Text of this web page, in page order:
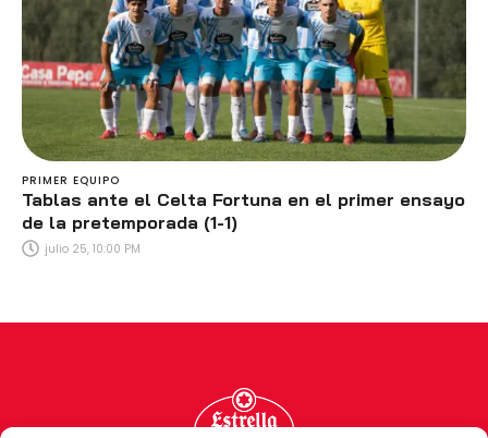
PRIMER EQUIPO
Tablas ante el Celta Fortuna en el primer ensayo
de la pretemporada (1-1)
julio 25, 10:00 PM